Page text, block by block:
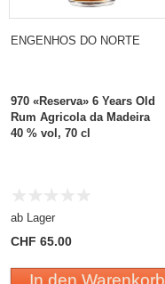
ENGENHOS DO NORTE
970 «Reserva» 6 Years Old
Rum Agricola da Madeira
40 % vol, 70 cl
ab Lager
CHF 65.00
In den Warenkorb